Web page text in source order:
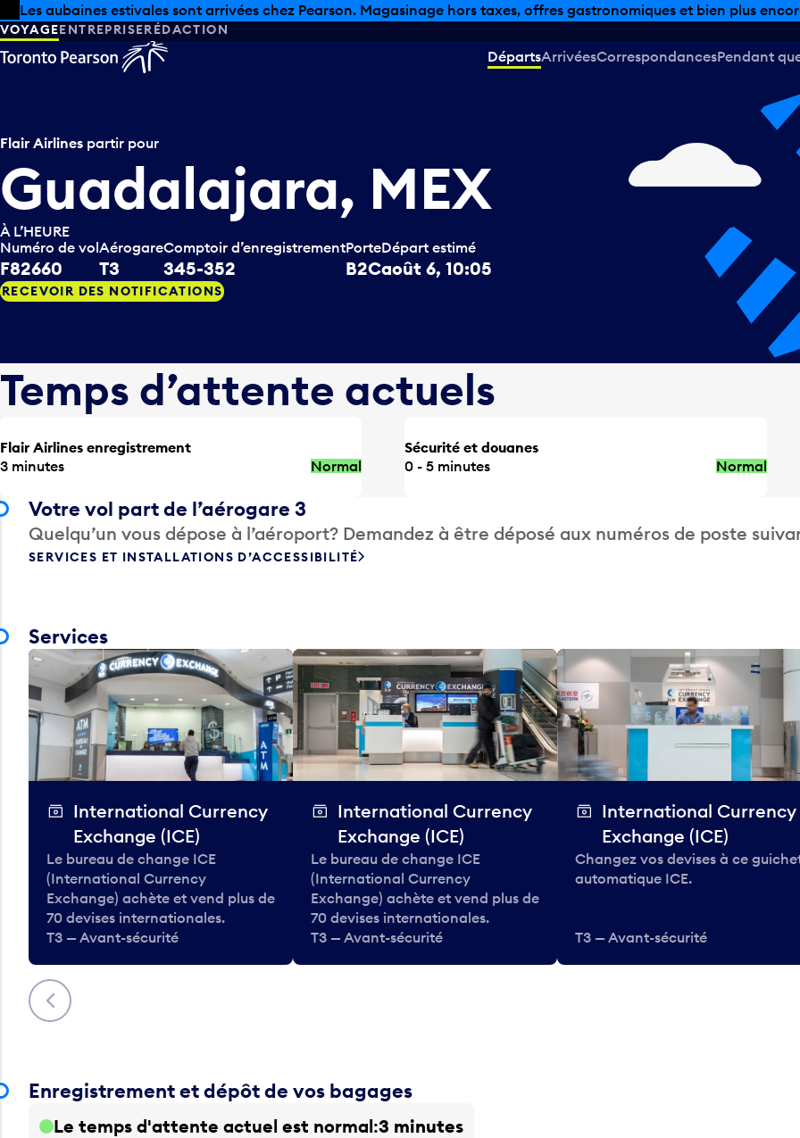
Skip to offers
Passer au contenu principal
Les aubaines estivales sont arrivées chez Pearson. Magasinage hors taxes, offres gastronomiques et bien plus
VOYAGEENTREPRISERÉDACTION
DépartsArrivéesCorrespondancesPendant
Flair Airlines partir pour
Guadalajara, MEX
À L’HEURE
Numéro de vol
F82660
Aérogare
T3
Comptoir d’enregistrement
345-352
Porte
B2C
Départ estimé
août 6, 10:05
RECEVOIR DES NOTIFICATIONS
Temps d’attente actuels
Flair Airlines enregistrement
3 minutes
Normal
Sécurité et douanes
0 - 5 minutes
Normal
Votre vol part de l’aérogare 3
Quelqu’un vous dépose à l’aéroport? Demandez à être déposé aux numéros de poste
SERVICES ET INSTALLATIONS D’ACCESSIBILITÉ
Services
Précédent
International Currency
Exchange (ICE)
Le bureau de change ICE
(International Currency
Exchange) achète et vend plus de
70 devises internationales.
T3 — Avant-sécurité
International Currency
Exchange (ICE)
Le bureau de change ICE
(International Currency
Exchange) achète et vend plus de
70 devises internationales.
T3 — Avant-sécurité
International Currency
Exchange (ICE)
Changez vos devises à ce
automatique ICE.
T3 — Avant-sécurité
Enregistrement et dépôt de vos bagages
Le temps d'attente actuel est normal 3 minutes